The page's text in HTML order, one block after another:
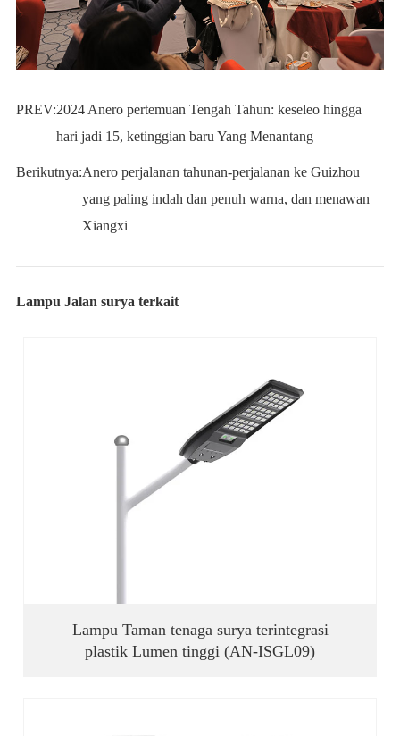
PREV:2024 Anero pertemuan Tengah Tahun: keseleo hingga
hari jadi 15, ketinggian baru Yang Menantang
Berikutnya:Anero perjalanan tahunan-perjalanan ke Guizhou
yang paling indah dan penuh warna, dan menawan
Xiangxi
Lampu Jalan surya terkait
Lampu Taman tenaga surya terintegrasi
plastik Lumen tinggi (AN-ISGL09)